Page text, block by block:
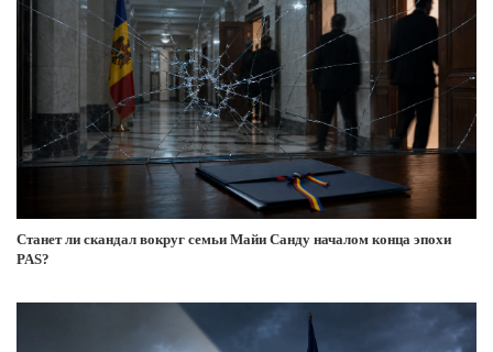
Станет ли скандал вокруг семьи Майи Санду началом конца эпохи
PAS?